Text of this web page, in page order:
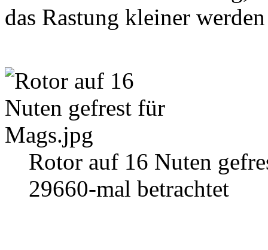
das Rastung kleiner
Rotor auf 16 Nuten
29660-mal betrachtet